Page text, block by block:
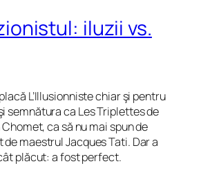
iluzii vs.
L’Illusionniste chiar şi pentru
semnătura ca Les Triplettes de
ca să nu mai spun de
maestrul Jacques Tati. Dar a
plăcut: a fost perfect.